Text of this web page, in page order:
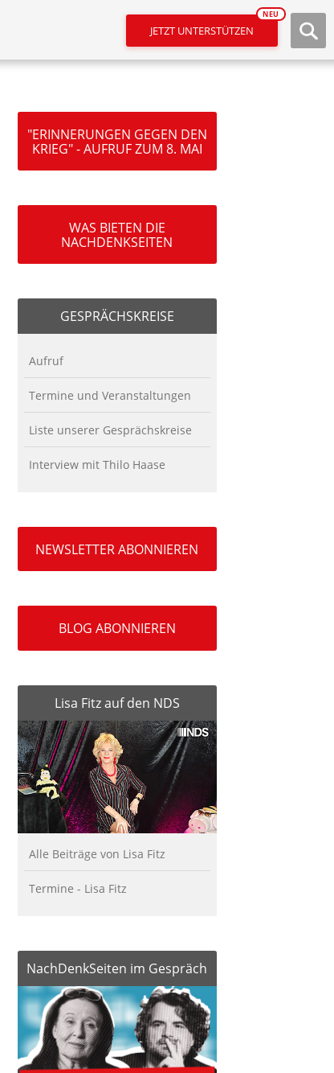
JETZT UNTERSTÜTZEN
NEU
"ERINNERUNGEN GEGEN DEN
KRIEG" - AUFRUF ZUM 8. MAI
WAS BIETEN DIE
NACHDENKSEITEN
GESPRÄCHSKREISE
Aufruf
Termine und Veranstaltungen
Liste unserer Gesprächskreise
Interview mit Thilo Haase
NEWSLETTER ABONNIEREN
BLOG ABONNIEREN
Lisa Fitz auf den NDS
Alle Beiträge von Lisa Fitz
Termine - Lisa Fitz
NachDenkSeiten im Gespräch